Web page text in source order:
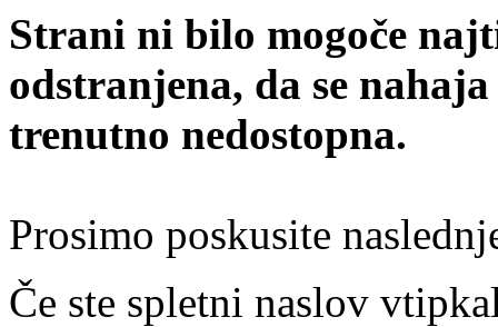
Strani ni bilo mogoče
odstranjena, da se
trenutno nedostopna.
Prosimo poskusite
Če ste spletni naslov